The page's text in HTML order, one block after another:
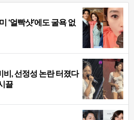
‘얼빡샷’에도 굴욕 없
, 선정성 논란 터졌다
끌